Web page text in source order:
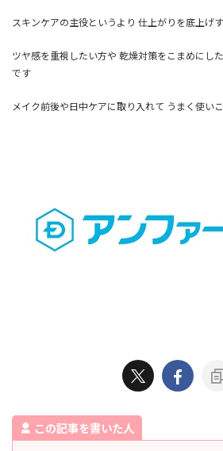
スキンケアの主役というより 仕上がりを底上げ
ツヤ感を重視したい方や 乾燥対策をこまめにし
です
メイク前後や日中ケアに取り入れて うまく使い
この記事を書いた人